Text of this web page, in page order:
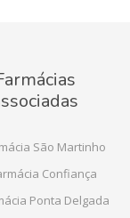
São Martinho
Confiança
Ponta Delgada